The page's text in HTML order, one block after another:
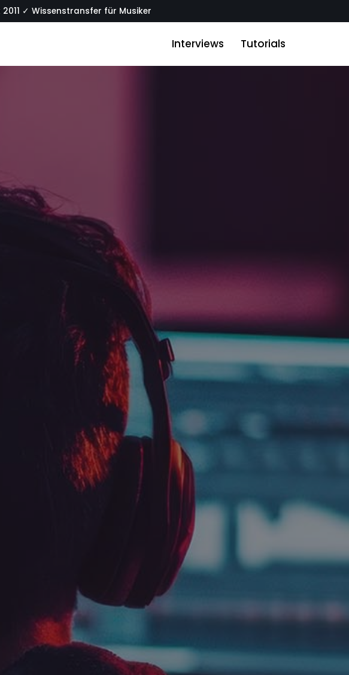
✓ Wissenstransfer für Musiker
Interviews Tutorials